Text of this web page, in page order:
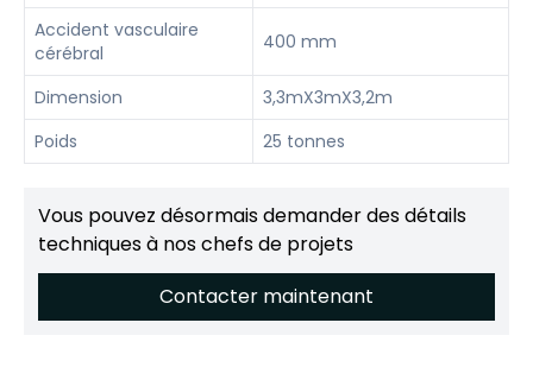
Accident vasculaire
cérébral
400 mm
Dimension
3,3mX3mX3,2m
Poids
25 tonnes
Vous pouvez désormais demander des détails
techniques à nos chefs de projets
Contacter maintenant